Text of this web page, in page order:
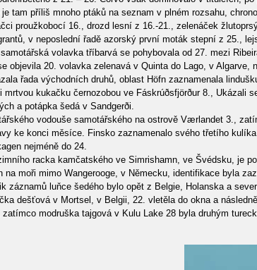
tam příliš mnoho ptáků na seznam v plném rozsahu,
proužkobocí 16., drozd lesní z 16.-21., zelenáček
v neposlední řadě azorský první moták stepní z 25.,
volavka tříbarvá se pohybovala od 27. mezi
objevila 20. volavka zelenavá v Quinta do Lago, v
řada východních druhů, oblast Höfn zaznamenala
mrtvou kukačku černozobou ve Fáskrúðsfjörður 8.,
a potápka šedá v Sandgerði.
vodouše samotářského na ostrově Værlandet 3.,
ke konci měsíce. Finsko zaznamenalo svého třetího
nejméně do 24.
racka kamčatského ve Simrishamn, ve Švédsku, je
na moři mimo Wangerooge, v Německu, identifikace byla
záznamů luňce šedého bylo opět z Belgie, Holanska a
dešťová v Mortsel, v Belgii, 22. vletěla do okna a
zatímco modruška tajgová v Kulu Lake 28 byla druhým